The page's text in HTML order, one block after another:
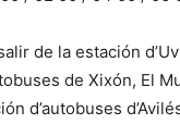
de la estación
de Xixón, El
d’autobuses